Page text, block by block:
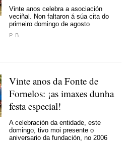
Vinte anos celebra a asociación
veciñal. Non faltaron á súa cita do
primeiro domingo de agosto
P. B.
Vinte anos da Fonte de
Fornelos: ¡as imaxes dunha
festa especial!
A celebración da entidade, este
domingo, tivo moi presente o
aniversario da fundación, no 2006